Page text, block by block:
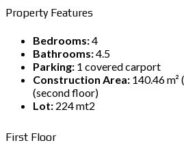
Property Features
Bedrooms:4
Bathrooms:4.5
Parking: 1 covered carport
Construction Area: 140.46
(second floor)
Lot: 224 mt2
First Floor